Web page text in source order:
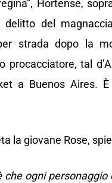
Hortense,
del
strada dopo la
procacciatore, tal
a Buenos Aires.
la giovane Rose,
che ogni